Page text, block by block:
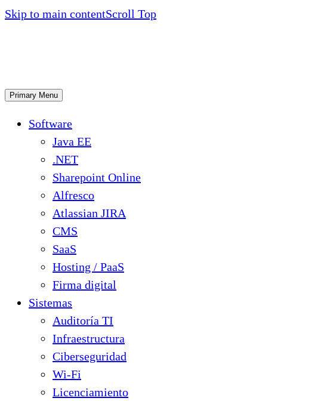
Skip to main contentScroll Top
Primary Menu
Software
Java EE
.NET
Sharepoint Online
Alfresco
Atlassian JIRA
CMS
SaaS
Hosting / PaaS
Firma digital
Sistemas
Auditoría TI
Infraestructura
Ciberseguridad
Wi-Fi
Licenciamiento